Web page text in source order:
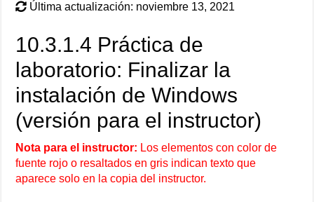
Última actualización: noviembre 13, 2021
10.3.1.4 Práctica de
laboratorio: Finalizar la
instalación de Windows
(versión para el instructor)
Nota para el instructor: Los elementos con color de
fuente rojo o resaltados en gris indican texto que
aparece solo en la copia del instructor.